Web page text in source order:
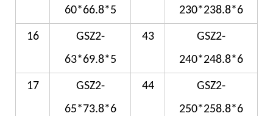
60*66.8*5
230*238.8*6
16
GSZ2-
63*69.8*5
43
GSZ2-
240*248.8*6
17
GSZ2-
65*73.8*6
44
GSZ2-
250*258.8*6